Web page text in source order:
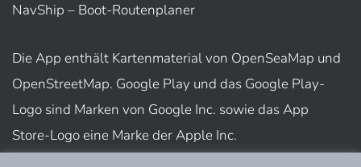
NavShip – Boot-Routenplaner
Die App enthält Kartenmaterial von OpenSeaMap und
OpenStreetMap. Google Play und das Google Play-
Logo sind Marken von Google Inc. sowie das App
Store-Logo eine Marke der Apple Inc.